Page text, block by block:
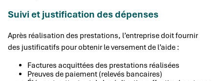
Suivi et justification des dépenses
Après réalisation des prestations, l’entreprise doit fournir
des justificatifs pour obtenir le versement de l’aide :
Factures acquittées des prestations réalisées
Preuves de paiement (relevés bancaires)